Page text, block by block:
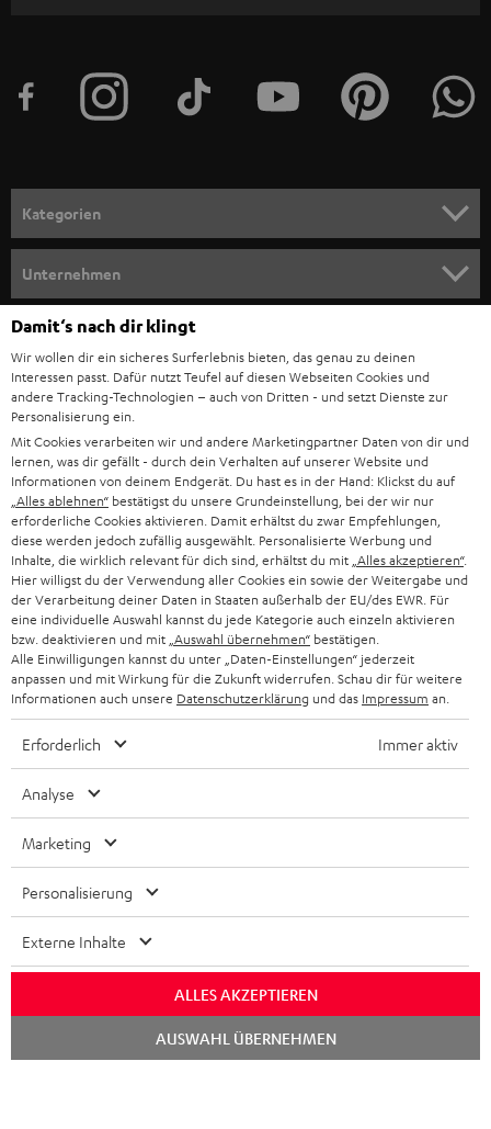
e
n
m
e
l
d
u
n
g
Kategorien
HEIMKINO-KOMPLETTANLAGEN
SOUNDBAR
HIFI-LAUTSPRECHER
SMART HOME
BLUETOOTH-LAUTSPRECHER
KOPFHÖRER
BLUETOOTH-KOPFHÖRER
STEREOANLAGEN
LAUTSPRECHER
ULTIMA-SERIE
IN-EAR-KOPFHÖRER
FANSHOP
NEUHEITEN
Unternehmen
SUPPORT
KARRIERE
PRESSE & MARKETING
GESCHÄFTSKUNDEN
PARTNERPROGRAMM
BLOG
NEWSLETTER
STORES
DEINE VORTEILE BEI TEUFEL
UNSER MANAGEMENT
NACHHALTIGKEIT
UNSERE WERTE
BILDUNGSRABATT
Teufel Onlineshops
DEUTSCHLAND
ÖSTERREICH
SCHWEIZ
NIEDERLANDE
BELGIEN
FRANKREICH
POLEN
SPANIEN
ITALIEN
Technische Änderungen, Tippfehler und Irrtum vorbehalten. Das auf unseren
Fotos abgebildete Zubehör ist nicht im Lieferumfang enthalten. Etwaige
Entsorgungsgebühren für Batterien sind im Preis inbegriffen.
Datenschutz Daten-Einstellungen
Vertrag widerrufen
Damit‘s nach dir klingt
Wir wollen dir ein sicheres Surferlebnis bieten, das genau zu deinen
Interessen passt. Dafür nutzt Teufel auf diesen Webseiten Cookies und
andere Tracking-Technologien – auch von Dritten - und setzt Dienste zur
Personalisierung ein.
Mit Cookies verarbeiten wir und andere Marketingpartner Daten von dir und
lernen, was dir gefällt - durch dein Verhalten auf unserer Website und
Informationen von deinem Endgerät. Du hast es in der Hand: Klickst du auf
„Alles ablehnen“ bestätigst du unsere Grundeinstellung, bei der wir nur
erforderliche Cookies aktivieren. Damit erhältst du zwar Empfehlungen,
diese werden jedoch zufällig ausgewählt. Personalisierte Werbung und
Inhalte, die wirklich relevant für dich sind, erhältst du mit „Alles akzeptieren“.
Hier willigst du der Verwendung aller Cookies ein sowie der Weitergabe und
der Verarbeitung deiner Daten in Staaten außerhalb der EU/des EWR. Für
eine individuelle Auswahl kannst du jede Kategorie auch einzeln aktivieren
bzw. deaktivieren und mit „Auswahl übernehmen“ bestätigen.
Alle Einwilligungen kannst du unter „Daten-Einstellungen“ jederzeit
anpassen und mit Wirkung für die Zukunft widerrufen. Schau dir für weitere
Informationen auch unsere Datenschutzerklärung und das Impressum an.
Erforderlich Immer aktiv
Analyse
Marketing
Personalisierung
Externe Inhalte
ALLES AKZEPTIEREN
AUSWAHL ÜBERNEHMEN